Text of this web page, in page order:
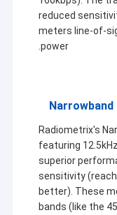
reduced
meters line-of-
power.
Radiometrix's
featuring
superior
sensitivity
better). These
bands (like the